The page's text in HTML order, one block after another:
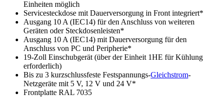
Einheiten möglich
Servicesteckdose mit Dauerversorgung in Front integriert*
Ausgang 10 A (IEC14) für den Anschluss von weiteren
Geräten oder Steckdosenleisten*
Ausgang 10 A (IEC14) mit Dauerversorgung für den
Anschluss von PC und Peripherie*
19-Zoll Einschubgerät (über der Einheit 1HE für Kühlung
erforderlich)
Bis zu 3 kurzschlussfeste Festspannungs-Gleichstrom-
Netzgeräte mit 5 V, 12 V und 24 V*
Frontplatte RAL 7035